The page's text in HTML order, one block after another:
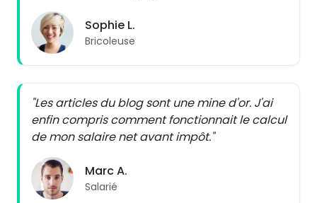
Sophie L.
Bricoleuse
"Les articles du blog sont une mine d'or. J'ai
enfin compris comment fonctionnait le calcul
de mon salaire net avant impôt."
Marc A.
Salarié